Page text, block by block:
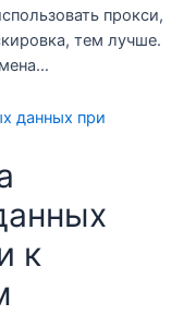
прокси,
тем лучше.
к